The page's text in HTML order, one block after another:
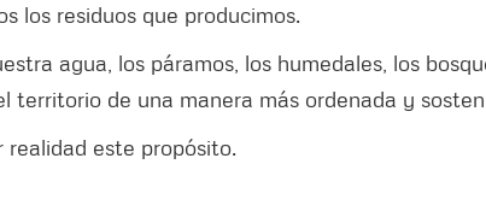
los residuos que producimos.
agua, los páramos, los humedales, los
territorio de una manera más ordenada y
este propósito.